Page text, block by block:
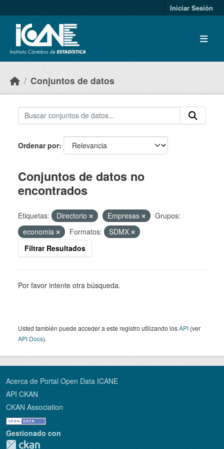
Iniciar Sesión
Conjuntos de datos
Ordenar por
Conjuntos de datos no
encontrados
Etiquetas: Directorio Empresas
Grupos:
economia
Formatos:
SDMX
Filtrar Resultados
Por favor intente otra búsqueda.
Usted también puede acceder a este registro utilizando losAPI (ver
API Docs).
Acerca de Portal Open Data ICANE
API CKAN
CKAN Association
Gestionado con